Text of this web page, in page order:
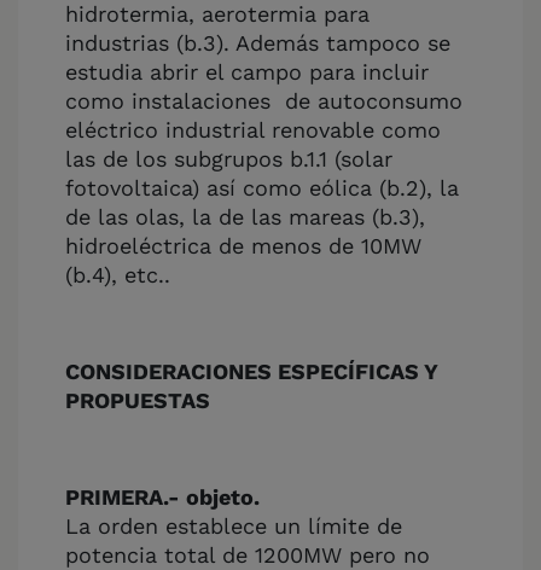
hidrotermia, aerotermia para
industrias (b.3). Además tampoco se
estudia abrir el campo para incluir
como instalaciones de autoconsumo
eléctrico industrial renovable como
las de los subgrupos b.1.1 (solar
fotovoltaica) así como eólica (b.2), la
de las olas, la de las mareas (b.3),
hidroeléctrica de menos de 10MW
(b.4), etc..
CONSIDERACIONES ESPECÍFICAS Y
PROPUESTAS
PRIMERA.- objeto.
La orden establece un límite de
potencia total de 1200MW pero no